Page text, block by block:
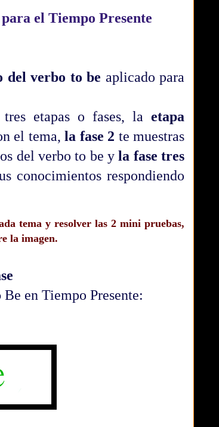
el Tiempo Presente
del verbo to be aplicado para
etapas o fases, la etapa
el tema, la fase 2 te muestras
del verbo to be yla fase tres
conocimientos respondiendo
tema y resolver las 2 mini pruebas,
la imagen.
en Tiempo Presente: